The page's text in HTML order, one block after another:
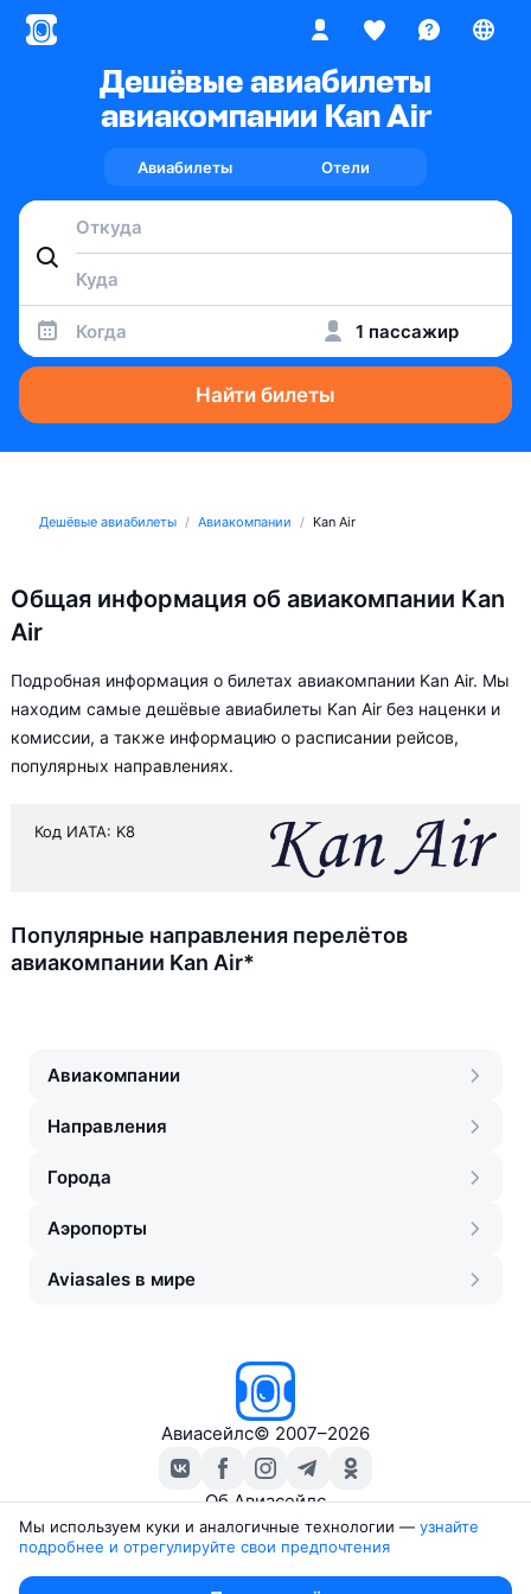
Дешёвые авиабилеты
авиакомпании Kan Air
Авиабилеты Отели
Когда 1 пассажир
Найти билеты
Дешёвые авиабилеты Авиакомпании Kan Air
Общая информация об авиакомпании Kan
Air
Подробная информация о билетах авиакомпании Kan Air. Мы
находим самые дешёвые авиабилеты Kan Air без наценки и
комиссии, а также информацию о расписании рейсов,
популярных направлениях.
Код ИАТА: K8
Популярные направления перелётов
авиакомпании Kan Air*
Авиакомпании
Направления
Города
Аэропорты
Aviasales в мире
Авиасейлс© 2007–2026
Об Авиасейлс
Пресс‑центр
Travelpayouts
Мы используем куки и аналогичные технологии — узнайте
подробнее и отрегулируйте свои предпочтения